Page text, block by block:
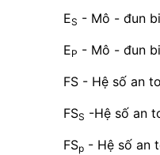
ES - Mô - đun
EP - Mô - đun
FS - Hệ số an
FSS -Hệ số an
FSp - Hệ số an